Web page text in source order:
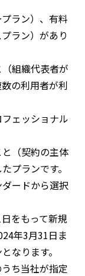
ラン）、有料
ラン）があり
組織代表者が
の利用者が利
ェッショナル
（契約の主体
プランです。
ードから選択
をもって新規
年3月31日ま
なります。
ち当社が指定